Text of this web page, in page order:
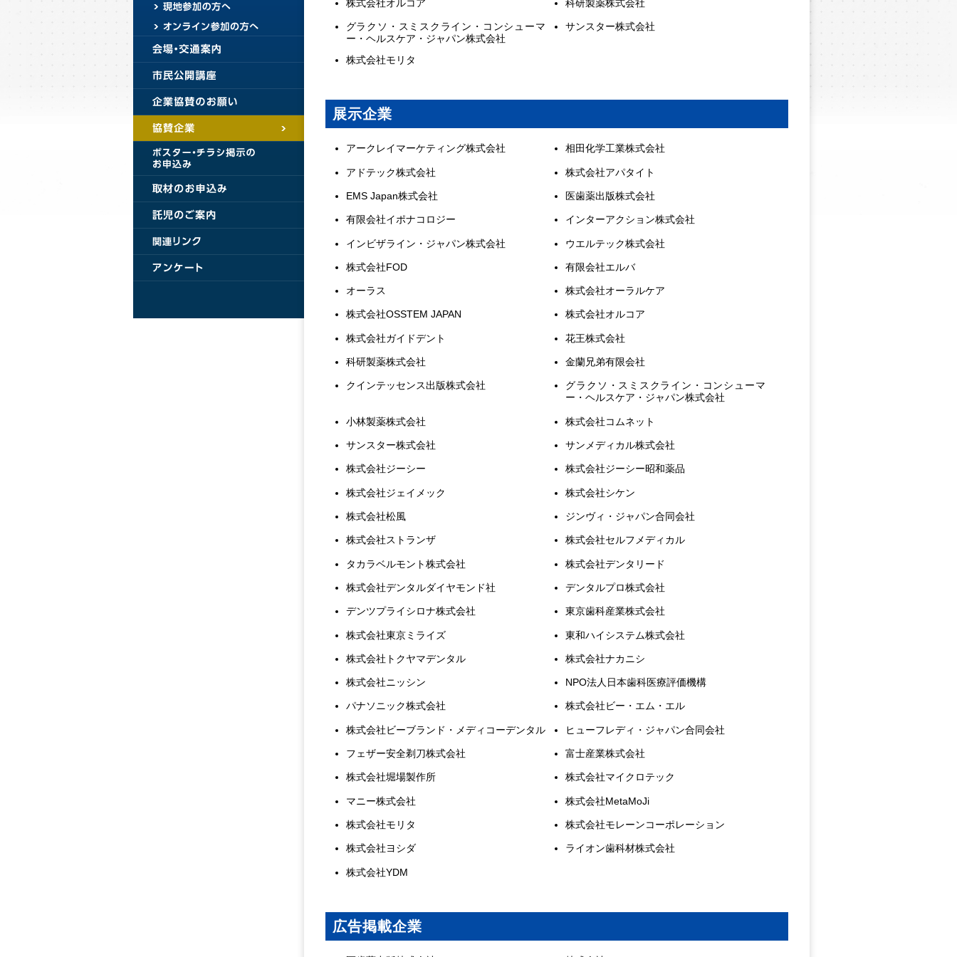
株式会社オルコア 科研製薬株式会社
グラクソ・スミスクライン・コンシューマ
ー・ヘルスケア・ジャパン株式会社
サンスター株式会社
株式会社モリタ
展示企業
アークレイマーケティング株式会社 相田化学工業株式会社
アドテック株式会社 株式会社アパタイト
EMS Japan株式会社 医歯薬出版株式会社
有限会社イポナコロジー インターアクション株式会社
インビザライン・ジャパン株式会社 ウエルテック株式会社
株式会社FOD 有限会社エルバ
オーラス 株式会社オーラルケア
株式会社OSSTEM JAPAN 株式会社オルコア
株式会社ガイドデント 花王株式会社
科研製薬株式会社 金蘭兄弟有限会社
クインテッセンス出版株式会社
グラクソ・スミスクライン・コンシューマ
ー・ヘルスケア・ジャパン株式会社
小林製薬株式会社 株式会社コムネット
サンスター株式会社 サンメディカル株式会社
株式会社ジーシー 株式会社ジーシー昭和薬品
株式会社ジェイメック 株式会社シケン
株式会社松風 ジンヴィ・ジャパン合同会社
株式会社ストランザ 株式会社セルフメディカル
タカラベルモント株式会社 株式会社デンタリード
株式会社デンタルダイヤモンド社 デンタルプロ株式会社
デンツプライシロナ株式会社 東京歯科産業株式会社
株式会社東京ミライズ 東和ハイシステム株式会社
株式会社トクヤマデンタル 株式会社ナカニシ
株式会社ニッシン NPO法人日本歯科医療評価機構
パナソニック株式会社 株式会社ビー・エム・エル
株式会社ビーブランド・メディコーデンタル ヒューフレディ・ジャパン合同会社
フェザー安全剃刀株式会社 富士産業株式会社
株式会社堀場製作所 株式会社マイクロテック
マニー株式会社 株式会社MetaMoJi
株式会社モリタ 株式会社モレーンコーポレーション
株式会社ヨシダ ライオン歯科材株式会社
株式会社YDM
広告掲載企業